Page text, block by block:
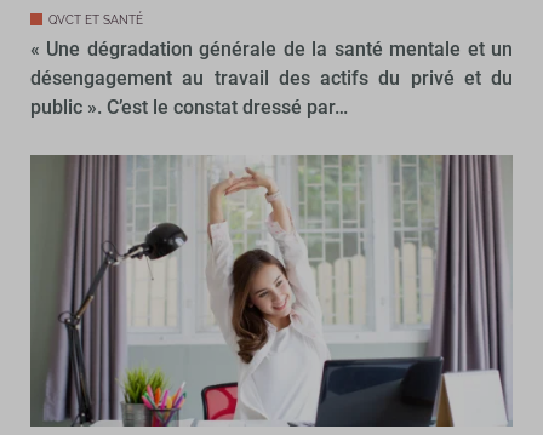
QVCT ET SANTÉ
« Une dégradation générale de la santé mentale et un
désengagement au travail des actifs du privé et du
public ». C’est le constat dressé par…